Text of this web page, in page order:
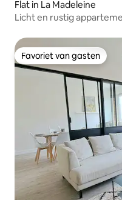
Flat in La Madeleine
Licht en rustig
Favoriet van gasten
Favoriet van gasten